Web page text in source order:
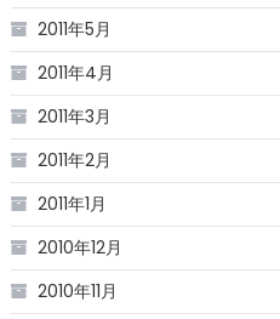
2011年5月
2011年4月
2011年3月
2011年2月
2011年1月
2010年12月
2010年11月